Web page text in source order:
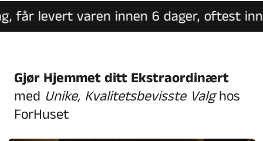
levert varen innen 6 dager, oftest innen
Gjør Hjemmet ditt Ekstraordinært
med Unike, Kvalitetsbevisste Valghos
ForHuset